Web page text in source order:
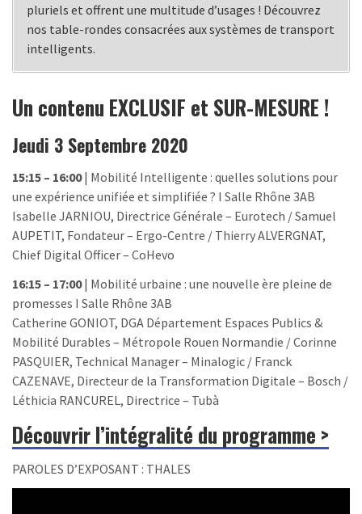
pluriels et offrent une multitude d’usages ! Découvrez
nos table-rondes consacrées aux systèmes de transport
intelligents.
Un contenu EXCLUSIF et SUR-MESURE !
Jeudi 3 Septembre 2020
15:15 – 16:00| Mobilité Intelligente : quelles solutions pour
une expérience unifiée et simplifiée ? I Salle Rhône 3AB
Isabelle JARNIOU, Directrice Générale – Eurotech / Samuel
AUPETIT, Fondateur – Ergo-Centre / Thierry ALVERGNAT,
Chief Digital Officer – CoHevo
16:15 – 17:00| Mobilité urbaine : une nouvelle ère pleine de
promesses I Salle Rhône 3AB
Catherine GONIOT, DGA Département Espaces Publics &
Mobilité Durables – Métropole Rouen Normandie / Corinne
PASQUIER, Technical Manager – Minalogic / Franck
CAZENAVE, Directeur de la Transformation Digitale – Bosch /
Léthicia RANCUREL, Directrice – Tubà
Découvrir l’intégralité du programme >
PAROLES D’EXPOSANT : THALES